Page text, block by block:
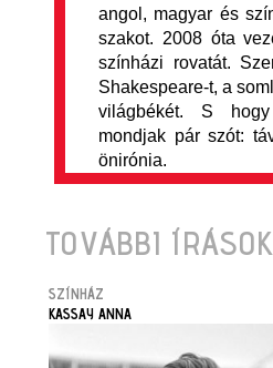
angol, magyar és
szakot. 2008 óta
színházi rovatát.
Shakespeare-t, a
világbékét. S
mondjak pár szót:
önirónia.
TOVÁBBI
SZÍNHÁZ
KASSAY ANNA